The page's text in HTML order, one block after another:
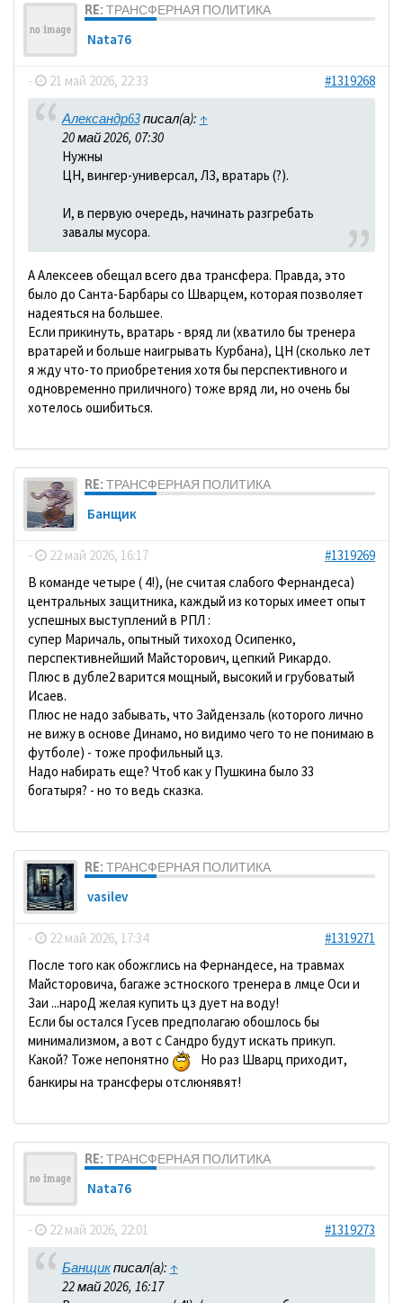
RE: ТРАНСФЕРНАЯ ПОЛИТИКА
Nata76
- 21 май 2026, 22:33 #1319268
Александр63писал(а): ↑
20 май 2026, 07:30
Нужны
ЦН, вингер-универсал, ЛЗ, вратарь (?).
И, в первую очередь, начинать разгребать
завалы мусора.
А Алексеев обещал всего два трансфера. Правда, это
было до Санта-Барбары со Шварцем, которая позволяет
надеяться на большее.
Если прикинуть, вратарь - вряд ли (хватило бы тренера
вратарей и больше наигрывать Курбана), ЦН (сколько лет
я жду что-то приобретения хотя бы перспективного и
одновременно приличного) тоже вряд ли, но очень бы
хотелось ошибиться.
RE: ТРАНСФЕРНАЯ ПОЛИТИКА
Банщик
- 22 май 2026, 16:17
#1319269
В команде четыре ( 4!), (не считая слабого Фернандеса)
центральных защитника, каждый из которых имеет опыт
успешных выступлений в РПЛ :
супер Маричаль, опытный тихоход Осипенко,
перспективнейший Майсторович, цепкий Рикардо.
Плюс в дубле2 варится мощный, высокий и грубоватый
Исаев.
Плюс не надо забывать, что Зайдензаль (которого лично
не вижу в основе Динамо, но видимо чего то не понимаю в
футболе) - тоже профильный цз.
Надо набирать еще? Чтоб как у Пушкина было 33
богатыря? - но то ведь сказка.
RE: ТРАНСФЕРНАЯ ПОЛИТИКА
vasilev
- 22 май 2026, 17:34
#1319271
После того как обожглись на Фернандесе, на травмах
Майсторовича, багаже эстноского тренера в лмце Оси и
Заи ...нароД желая купить цз дует на воду!
Если бы остался Гусев предполагаю обошлось бы
минимализмом, а вот с Сандро будут искать прикуп.
Какой? Тоже непонятно
Но раз Шварц приходит,
банкиры на трансферы отслюнявят!
RE: ТРАНСФЕРНАЯ ПОЛИТИКА
Nata76
- 22 май 2026, 22:01 #1319273
Банщикписал(а): ↑
22 май 2026, 16:17